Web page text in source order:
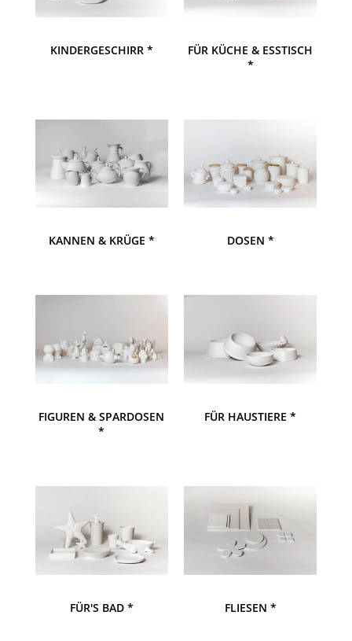
KINDERGESCHIRR *
FÜR KÜCHE & ESSTISCH
*
KANNEN & KRÜGE * DOSEN *
FIGUREN & SPARDOSEN
*
FÜR HAUSTIERE *
FÜR'S BAD * FLIESEN *